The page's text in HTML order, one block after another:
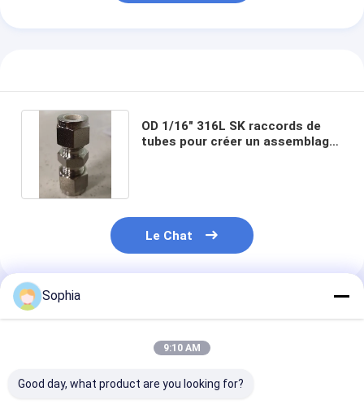
Contactez-nous
Bande d'isolation de tissu en verre
Ruban adhésif de film de Polyimide
Ruban adhésif de papier d'aluminium
OD 1/16" 316L SK raccords de
tubes pour créer un assemblage
Le Chat
Produits Recommandés
Sophia
9:10 AM
Good day, what product are you looking for?